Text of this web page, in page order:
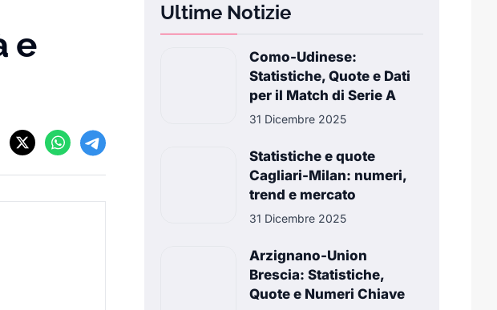
e
Ultime Notizie
Como-Udinese:
Statistiche, Quote e Dati
per il Match di Serie A
31 Dicembre 2025
Statistiche e quote
Cagliari-Milan: numeri,
trend e mercato
31 Dicembre 2025
Arzignano-Union
Brescia: Statistiche,
Quote e Numeri Chiave